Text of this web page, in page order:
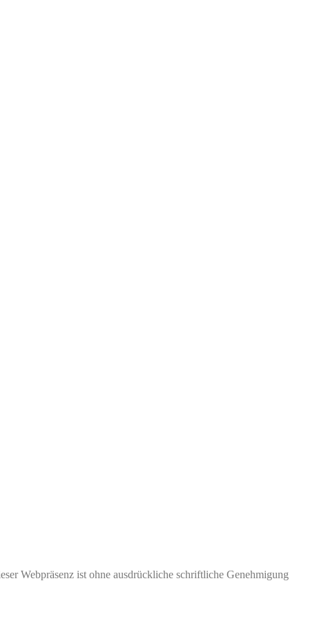
Webpräsenz ist ohne ausdrückliche schriftliche Genehmigung